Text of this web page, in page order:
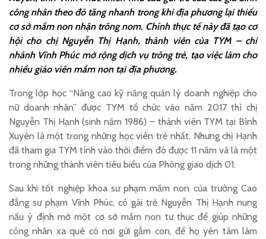
công nhân theo đó tăng nhanh trong khi địa phương lại thiếu
cơ sở mầm non nhận trông nom. Chính thực tế này đã tạo cơ
hội cho chị Nguyễn Thị Hạnh, thành viên của TYM – chi
nhánh Vĩnh Phúc mở rộng dịch vụ trông trẻ, tạo việc làm cho
nhiều giáo viên mầm non tại địa phương.
Trong lớp học “Nâng cao kỹ năng quản lý doanh nghiệp cho
nữ doanh nhân” được TYM tổ chức vào năm 2017 thì chị
Nguyễn Thị Hạnh (sinh năm 1986) – thành viên TYM tại Bình
Xuyên là một trong những học viên trẻ nhất. Nhưng chị Hạnh
đã tham gia TYM tính vào thời điểm đó được 11 năm và là một
trong những thành viên tiêu biểu của Phòng giao dịch 01.
Sau khi tốt nghiệp khoa sư phạm mầm non của trường Cao
đẳng sư phạm Vĩnh Phúc, cô gái trẻ Nguyễn Thị Hạnh nung
nấu ý định mở một cơ sở mầm non tư thục để giúp những
công nhân xa quê có nơi gửi gắm con, để họ yên tâm làm